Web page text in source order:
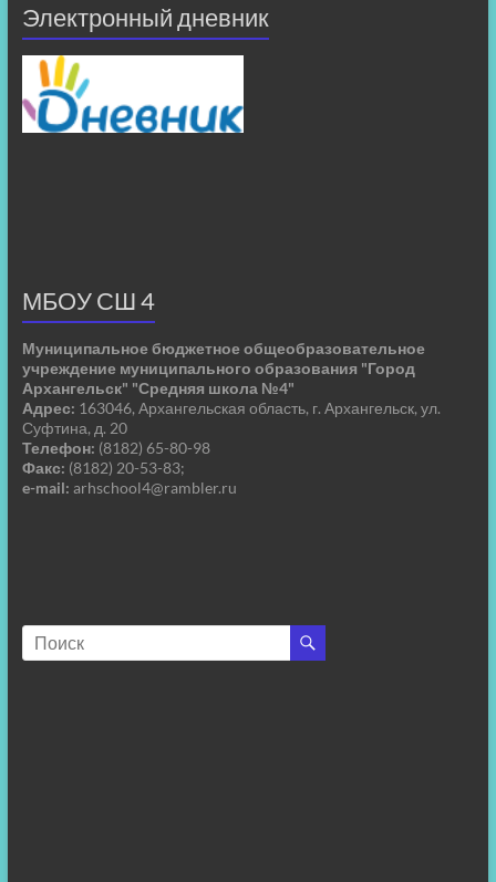
Электронный дневник
МБОУ СШ 4
Муниципальное бюджетное общеобразовательное
учреждение муниципального образования "Город
Архангельск" "Средняя школа №4"
Адрес: 163046, Архангельская область, г. Архангельск, ул.
Суфтина, д. 20
Телефон: (8182) 65-80-98
Факс: (8182) 20-53-83;
e-mail: arhschool4@rambler.ru